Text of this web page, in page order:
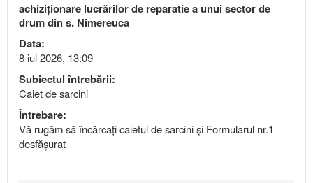
achiziționare lucrărilor de reparatie a unui sector de
drum din s. Nimereuca
Data:
8 iul 2026, 13:09
Subiectul întrebării:
Caiet de sarcini
Întrebare:
Vă rugăm să încărcați caietul de sarcini și Formularul nr.1
desfășurat